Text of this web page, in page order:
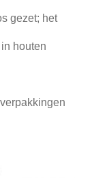
gezet; het
houten